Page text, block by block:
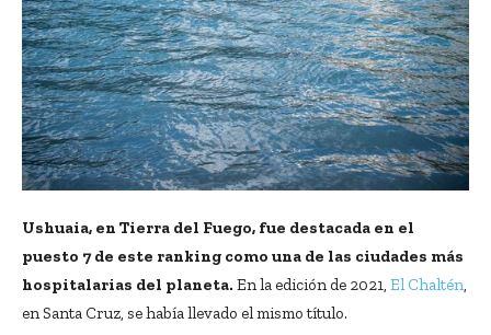
Ushuaia, en Tierra del Fuego, fue destacada en el
puesto 7 de este ranking como una de las ciudades más
hospitalarias del planeta. En la edición de 2021, El Chaltén
en Santa Cruz, se había llevado el mismo título.